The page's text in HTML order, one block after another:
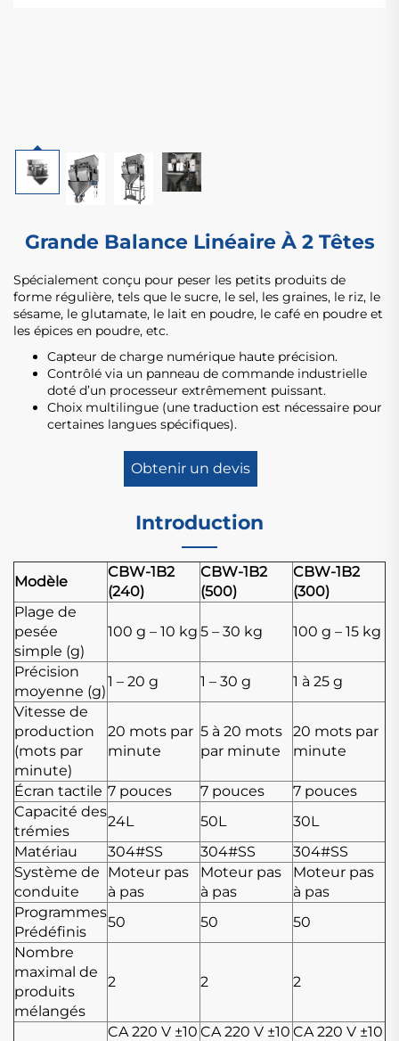
Grande Balance Linéaire À 2 Têtes
Spécialement conçu pour peser les petits produits de
forme régulière, tels que le sucre, le sel, les graines, le riz, le
sésame, le glutamate, le lait en poudre, le café en poudre et
les épices en poudre, etc.
Capteur de charge numérique haute précision.
Contrôlé via un panneau de commande industrielle
doté d’un processeur extrêmement puissant.
Choix multilingue (une traduction est nécessaire pour
certaines langues spécifiques).
Obtenir un devis
Introduction
Modèle
CBW-1B2
(240)
CBW-1B2
(500)
CBW-1B2
(300)
Plage de
pesée
simple (g)
100 g – 10 kg 5 – 30 kg 100 g – 15 kg
Précision
moyenne (g)
1 – 20 g 1 – 30 g
1 à 25 g
Vitesse de
production
(mots par
minute)
20 mots par
minute
5 à 20 mots
par minute
20 mots par
minute
Écran tactile 7 pouces 7 pouces
7 pouces
Capacité des
trémies
24L 50L
30L
Matériau
304#SS 304#SS
304#SS
Système de
conduite
Moteur pas
à pas
Moteur pas
à pas
Moteur pas
à pas
Programmes
Prédéfinis
50 50
50
Nombre
maximal de
produits
mélangés
2 2 2
CA 220 V ±10 CA 220 V ±10 CA 220 V ±10